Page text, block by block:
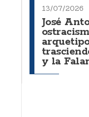
13/07/2026
José
y la